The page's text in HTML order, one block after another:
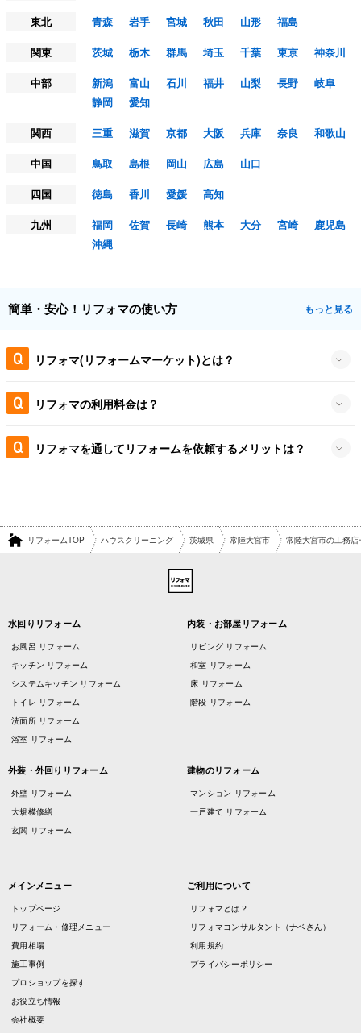
東北
青森 岩手 宮城 秋田 山形
福島
関東
茨城 栃木 群馬 埼玉 千葉 東京
神奈川
中部
新潟 富山 石川 福井 山梨 長野
岐阜
静岡
愛知
関西
三重 滋賀 京都 大阪 兵庫 奈良
和歌山
中国
鳥取 島根 岡山 広島
山口
四国
徳島 香川 愛媛
高知
九州
福岡 佐賀 長崎 熊本 大分 宮崎
鹿児島
沖縄
簡単・安心！リフォマの使い方 もっと見る
リフォマ(リフォームマーケット)とは？
リフォマの利用料金は？
リフォマを通してリフォームを依頼するメリットは？
リフォームTOP ハウスクリーニング 茨城県 常陸大宮市 常陸大宮市の工務店
水回りリフォーム
お風呂 リフォーム
キッチン リフォーム
システムキッチン リフォーム
トイレ リフォーム
洗面所 リフォーム
浴室 リフォーム
内装・お部屋リフォーム
リビング リフォーム
和室 リフォーム
床 リフォーム
階段 リフォーム
外装・外回りリフォーム
外壁 リフォーム
大規模修繕
玄関 リフォーム
建物のリフォーム
マンション リフォーム
一戸建て リフォーム
メインメニュー
トップページ
リフォーム・修理メニュー
費用相場
施工事例
プロショップを探す
お役立ち情報
会社概要
ご利用について
リフォマとは？
リフォマコンサルタント（ナベさん）
利用規約
プライバシーポリシー